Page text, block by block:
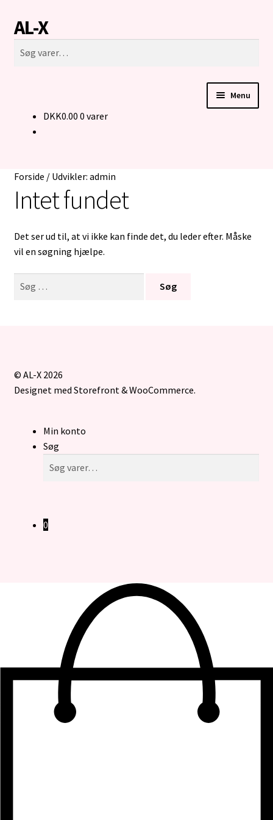
Spring
til
navigation
Spring
til
indhold
AL-X
efter:
Søg
Menu
BUKSER TIL MENNESKER I KØRESTOL
DKK0.00 0 varer
Forside / Udvikler: admin
Intet fundet
Det ser ud til, at vi ikke kan finde det, du leder efter. Måske
vil en søgning hjælpe.
efter:
© AL-X 2026
Designet med Storefront & WooCommerce.
Min konto
Søg
efter:
0